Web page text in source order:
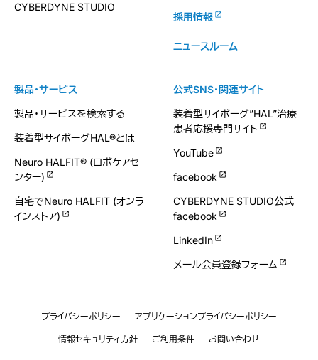
製品・サービス
製品・サービスを検索する
装着型サイボーグHAL®とは
Neuro HALFIT® (ロボケアセ
ンター)
自宅でNeuro HALFIT (オンラ
インストア)
CYBERDYNE STUDIO
採用情報
ニュースルーム
公式SNS・関連サイト
装着型サイボーグ”HAL”治療
患者応援専門サイト
YouTube
facebook
CYBERDYNE STUDIO公式
facebook
LinkedIn
メール会員登録フォーム
プライバシーポリシー アプリケーションプライバシーポリシー
情報セキュリティ方針 ご利用条件 お問い合わせ